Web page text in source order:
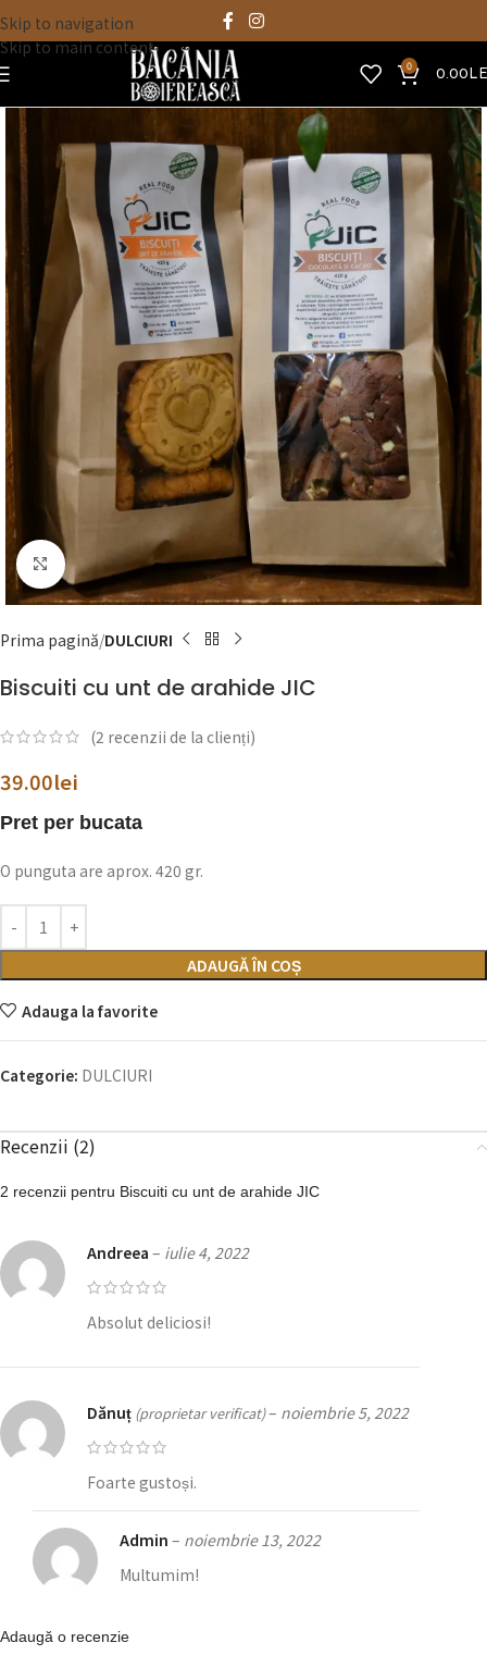
Skip to navigation
Skip to main content
0
0.00
Click to enlarge
Prima pagină DULCIURI
Biscuiti cu unt de arahide JIC
(2 recenzii de la clienți)
39.00lei
Pret per bucata
O punguta are aprox. 420 gr.
ADAUGĂ ÎN COȘ
Adauga la favorite
Categorie: DULCIURI
Recenzii (2)
2 recenzii pentru Biscuiti cu unt de arahide JIC
Andreea – iulie 4, 2022
Absolut deliciosi!
Dănuț (proprietar verificat)– noiembrie 5, 2022
Foarte gustoși.
Admin – noiembrie 13, 2022
Multumim!
Adaugă o recenzie